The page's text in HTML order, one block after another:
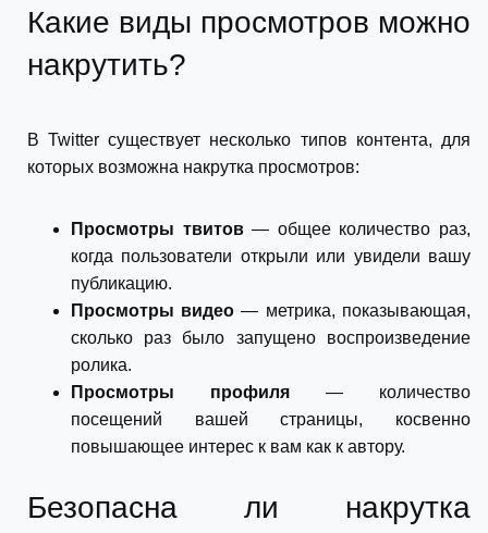
Какие виды просмотров можно
накрутить?
В Twitter существует несколько типов контента, для
которых возможна накрутка просмотров:
Просмотры твитов— общее количество раз,
когда пользователи открыли или увидели вашу
публикацию.
Просмотры видео — метрика, показывающая,
сколько раз было запущено воспроизведение
ролика.
Просмотры профиля— количество
посещений вашей страницы, косвенно
повышающее интерес к вам как к автору.
Безопасна ли накрутка